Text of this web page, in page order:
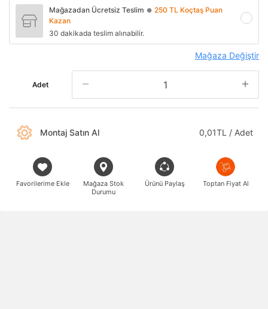
Mağazadan Ücretsiz Teslim ● 250 TL Koçtaş Puan
Kazan
30 dakikada teslim alınabilir.
Mağaza Değiştir
Adet
Montaj Satın Al 0,01TL / Adet
Favorilerime Ekle
Mağaza Stok
Durumu
Ürünü Paylaş Toptan Fiyat Al